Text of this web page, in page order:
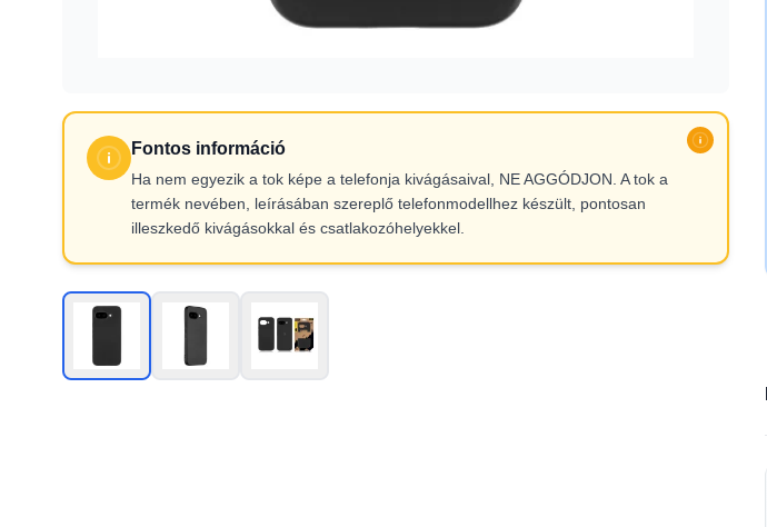
Fontos információ
Ha nem egyezik a tok képe a telefonja kivágásaival, NE AGGÓDJON. A tok a
termék nevében, leírásában szereplő telefonmodellhez készült, pontosan
illeszkedő kivágásokkal és csatlakozóhelyekkel.